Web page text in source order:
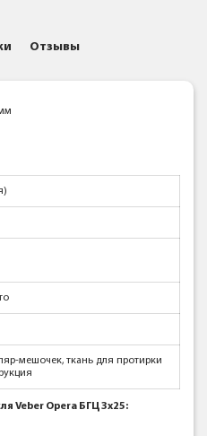
Отзывы
мешочек, ткань для протирки
Veber Opera БГЦ 3x25: